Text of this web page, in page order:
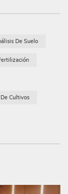
De Suelo
Cultivos